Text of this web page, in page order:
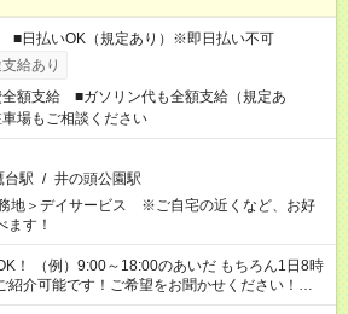
■日払いOK（規定あり）※即日払い不可
給あり
全額支給 ■ガソリン代も全額支給（規定あ
場もご相談ください
台駅 / 井の頭公園駅
地＞デイサービス ※ご自宅の近くなど、お好
ます！
！ （例）9:00～18:00のあいだ もちろん1日8時
紹介可能です！ご希望をお聞かせください！★家
みが必要な場合も遠慮なくご相談ください。 ※